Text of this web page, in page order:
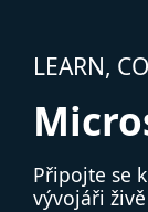
LEARN,
Připojte se
vývojáři živě